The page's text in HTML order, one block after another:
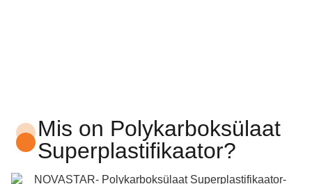
Mis on Polykarboksülaat
Superplastifikaator?